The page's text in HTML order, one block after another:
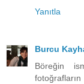
Yanıtla
Burcu
Böreğin